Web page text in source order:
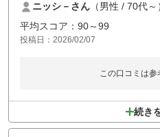
ニッシ－さん （男性 / 70代～
平均スコア：90～99
投稿日：2026/02/07
この口コミは参
続き